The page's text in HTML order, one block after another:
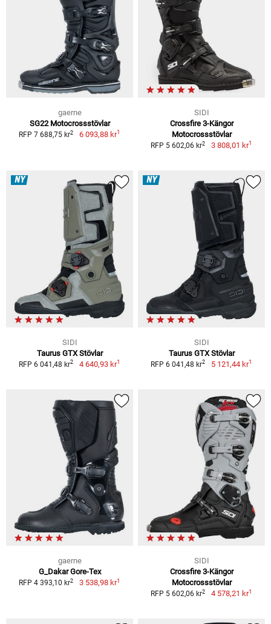
gaerne
SG22 Motocrossstövlar
RFP 7 688,75 kr2 6 093,88 kr1
SIDI
Crossfire 3-Kängor
Motocrossstövlar
RFP 5 602,06 kr2 3 808,01 kr1
NY
SIDI
Taurus GTX Stövlar
RFP 6 041,48 kr2 4 640,93 kr1
NY
SIDI
Taurus GTX Stövlar
RFP 6 041,48 kr2 5 121,44 kr1
gaerne
G_Dakar Gore-Tex
RFP 4 393,10 kr2 3 538,98 kr1
SIDI
Crossfire 3-Kängor
Motocrossstövlar
RFP 5 602,06 kr2 4 578,21 kr1